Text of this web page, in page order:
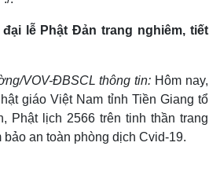
lễ Phật Đản trang nghiêm, tiết
VOV-ĐBSCL thông tin: Hôm nay,
giáo Việt Nam tỉnh Tiền Giang tổ
Phật lịch 2566 trên tinh thần trang
bảo an toàn phòng dịch Cvid-19.